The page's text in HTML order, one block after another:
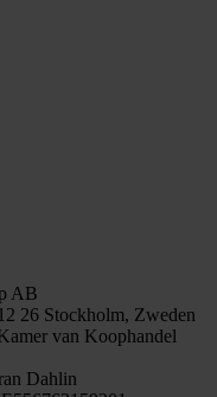
AB
26 Stockholm, Zweden
van Koophandel
Dahlin